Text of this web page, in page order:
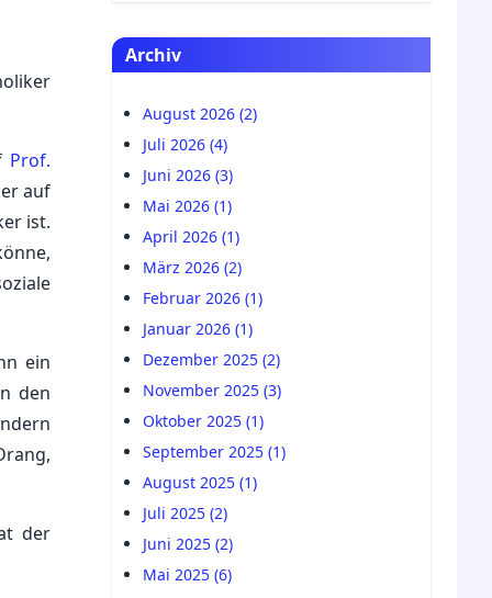
Prof.
auf
ist.
ein
den
der
Archiv
August 2026 (2)
Juli 2026 (4)
Juni 2026 (3)
Mai 2026 (1)
April 2026 (1)
März 2026 (2)
Februar 2026 (1)
Januar 2026 (1)
Dezember 2025 (2)
November 2025 (3)
Oktober 2025 (1)
September 2025 (1)
August 2025 (1)
Juli 2025 (2)
Juni 2025 (2)
Mai 2025 (6)